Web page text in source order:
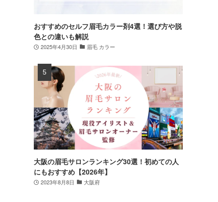
おすすめのセルフ眉毛カラー剤4選！選び方や脱
色との違いも解説
2025年4月30日 眉毛 カラー
大阪の眉毛サロンランキング30選！初めての人
にもおすすめ【2026年】
2023年8月8日 大阪府